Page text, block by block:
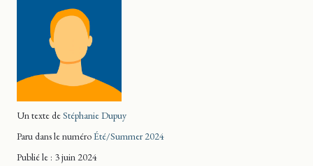
Un texte deStéphanie Dupuy
Paru dans le numéroÉté/Summer 2024
Publié le : 3 juin 2024